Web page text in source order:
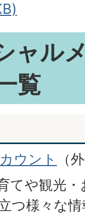
ャル
覧
ウント
（
てや観光
つ様々な